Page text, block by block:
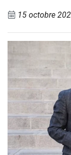
15 octobre